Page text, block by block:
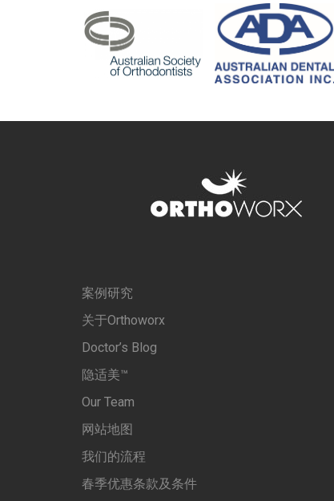
案例研究
关于Orthoworx
Doctor’s Blog
隐适美™
Our Team
网站地图
我们的流程
春季优惠条款及条件